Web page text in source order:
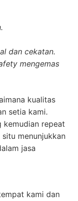
dan cekatan.
mengemas
kualitas
setia kami.
kemudian repeat
menunjukkan
jasa
kami dan